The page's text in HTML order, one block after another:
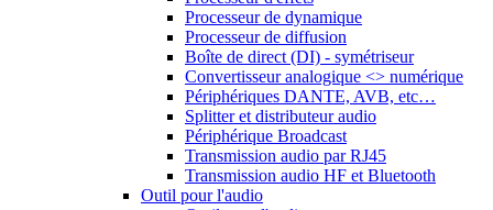
Processeur de dynamique
Processeur de diffusion
Boîte de direct (DI) - symétriseur
Convertisseur analogique <> numérique
Périphériques DANTE, AVB, etc…
Splitter et distributeur audio
Périphérique Broadcast
Transmission audio par RJ45
Transmission audio HF et Bluetooth
Outil pour l'audio